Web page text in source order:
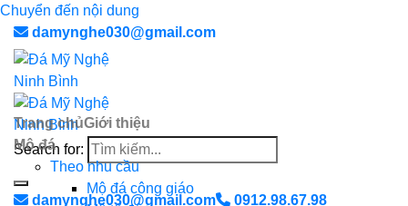
Chuyển đến nội dung
damynghe030@gmail.com
Search for:
damynghe030@gmail.com
0912.98.67.98
Trang chủGiới thiệu
Mộ đá
Theo nhu cầu
Mộ đá công giáo